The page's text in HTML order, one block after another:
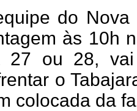
do
às 10h
27 ou 28,
o
colocada da